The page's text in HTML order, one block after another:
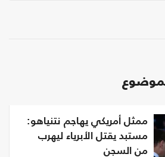
ممثل أمريكي يهاجم نتنياهو:
مستبد يقتل الأبرياء ليهرب
من السجن